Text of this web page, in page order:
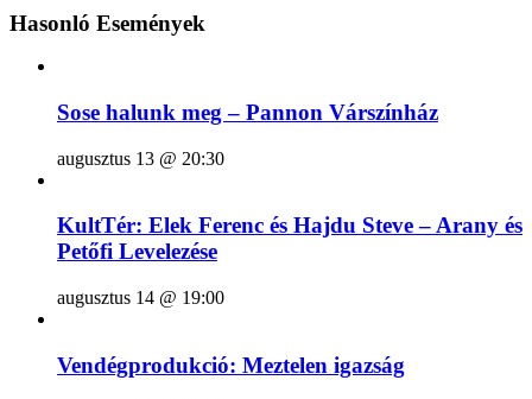
Hasonló Események
Sose halunk meg – Pannon Várszínház
augusztus 13 @ 20:30
KultTér: Elek Ferenc és Hajdu Steve – Arany és
Petőfi Levelezése
augusztus 14 @ 19:00
Vendégprodukció: Meztelen igazság